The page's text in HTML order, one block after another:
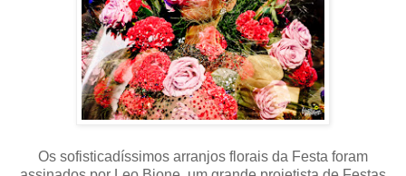
Os sofisticadíssimos arranjos florais da Festa foram